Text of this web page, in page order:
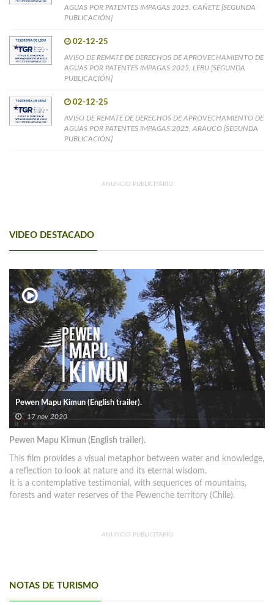
AGUAS POR PATENTES IMPAGAS 2025, CAÑETE [SEGUNDA
PUBLICACIÓN]
02-12-25
AVISO DE REMATE DE DERECHOS DE APROVECHAMIENTO DE
AGUAS POR PATENTES IMPAGAS 2025, LEBU [SEGUNDA
PUBLICACIÓN]
02-12-25
AVISO DE REMATE DE DERECHOS DE APROVECHAMIENTO DE
AGUAS POR PATENTES IMPAGAS 2025, ARAUCO [SEGUNDA
PUBLICACIÓN]
ANUNCIO PUBLICITARIO
VIDEO DESTACADO
Pewen Mapu Kimun (English trailer).
17 nov 2020
Pewen Mapu Kimun (English trailer).
This film provides a visual metaphor between water and knowledge,
a reflection to look at nature and its eternal wisdom.
It is a contemplative testimonial, with sequences of mountains,
forests and water reserves of the Pewenche territory (Chile).
ANUNCIO PUBLICITARIO
NOTAS DE TURISMO